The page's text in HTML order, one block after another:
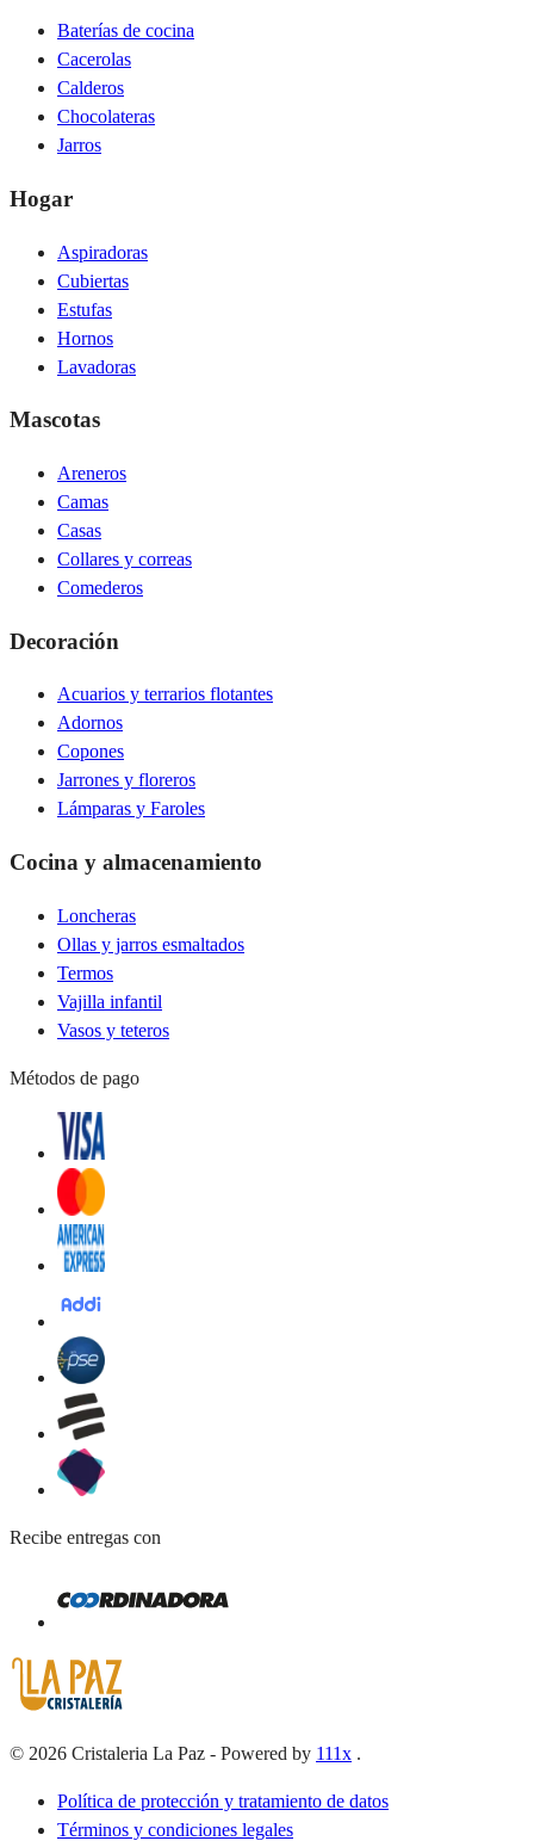
Baterías de cocina
Cacerolas
Calderos
Chocolateras
Jarros
Hogar
Aspiradoras
Cubiertas
Estufas
Hornos
Lavadoras
Mascotas
Areneros
Camas
Casas
Collares y correas
Comederos
Decoración
Acuarios y terrarios flotantes
Adornos
Copones
Jarrones y floreros
Lámparas y Faroles
Cocina y almacenamiento
Loncheras
Ollas y jarros esmaltados
Termos
Vajilla infantil
Vasos y teteros
Métodos de pago
Recibe entregas con
© 2026 Cristaleria La Paz - Powered by 111x .
Política de protección y tratamiento de datos
Términos y condiciones legales